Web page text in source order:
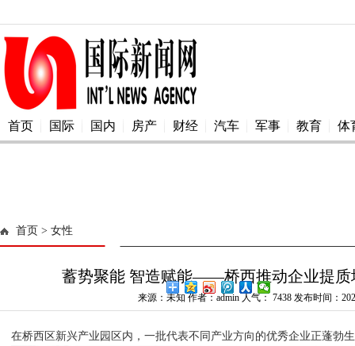
首页 国际 国内 房产 财经 汽车 军事 教育 体
首页 > 女性
蓄势聚能 智造赋能——桥西推动企业提质
来源：未知 作者：admin 人气： 7438 发布时间：
在桥西区新兴产业园区内，一批代表不同产业方向的优秀企业正蓬勃